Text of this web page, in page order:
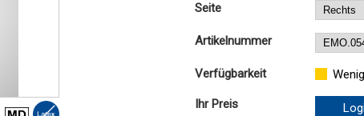
Seite
Artikelnummer
Verfügbarkeit
Ihr Preis